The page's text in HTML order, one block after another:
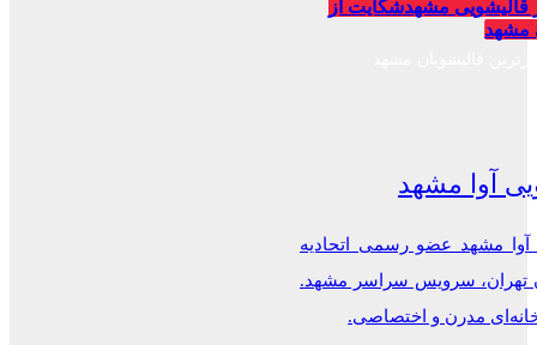
قالیشویی مشهدشکایت از
مشهد
آوا مشهد
آوا مشهد عضو رسمی اتحادیه
تهران، سرویس سراسر مشهد.
مدرن و اختصاصی.